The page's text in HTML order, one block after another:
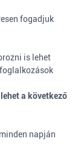
fogadjuk
is lehet
a következő
napján